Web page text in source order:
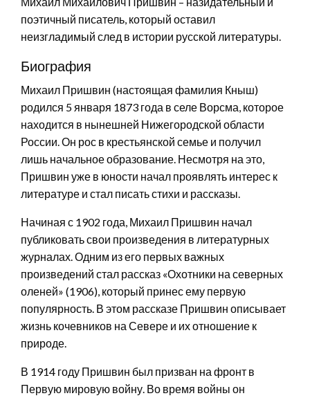
поэтичный писатель, который оставил
неизгладимый след в истории русской литературы.
Биография
Михаил Пришвин (настоящая фамилия Кныш)
родился 5 января 1873 года в селе Ворсма, которое
находится в нынешней Нижегородской области
России. Он рос в крестьянской семье и получил
лишь начальное образование. Несмотря на это,
Пришвин уже в юности начал проявлять интерес к
литературе и стал писать стихи и рассказы.
Начиная с 1902 года, Михаил Пришвин начал
публиковать свои произведения в литературных
журналах. Одним из его первых важных
произведений стал рассказ «Охотники на северных
оленей» (1906), который принес ему первую
популярность. В этом рассказе Пришвин описывает
жизнь кочевников на Севере и их отношение к
природе.
В 1914 году Пришвин был призван на фронт в
Первую мировую войну. Во время войны он